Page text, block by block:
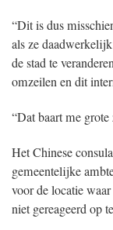
“Dit is dus
als ze
de stad te
omzeilen en dit
“Dat baart me grote
Het Chinese
gemeentelijke
voor de locatie
niet gereageerd op